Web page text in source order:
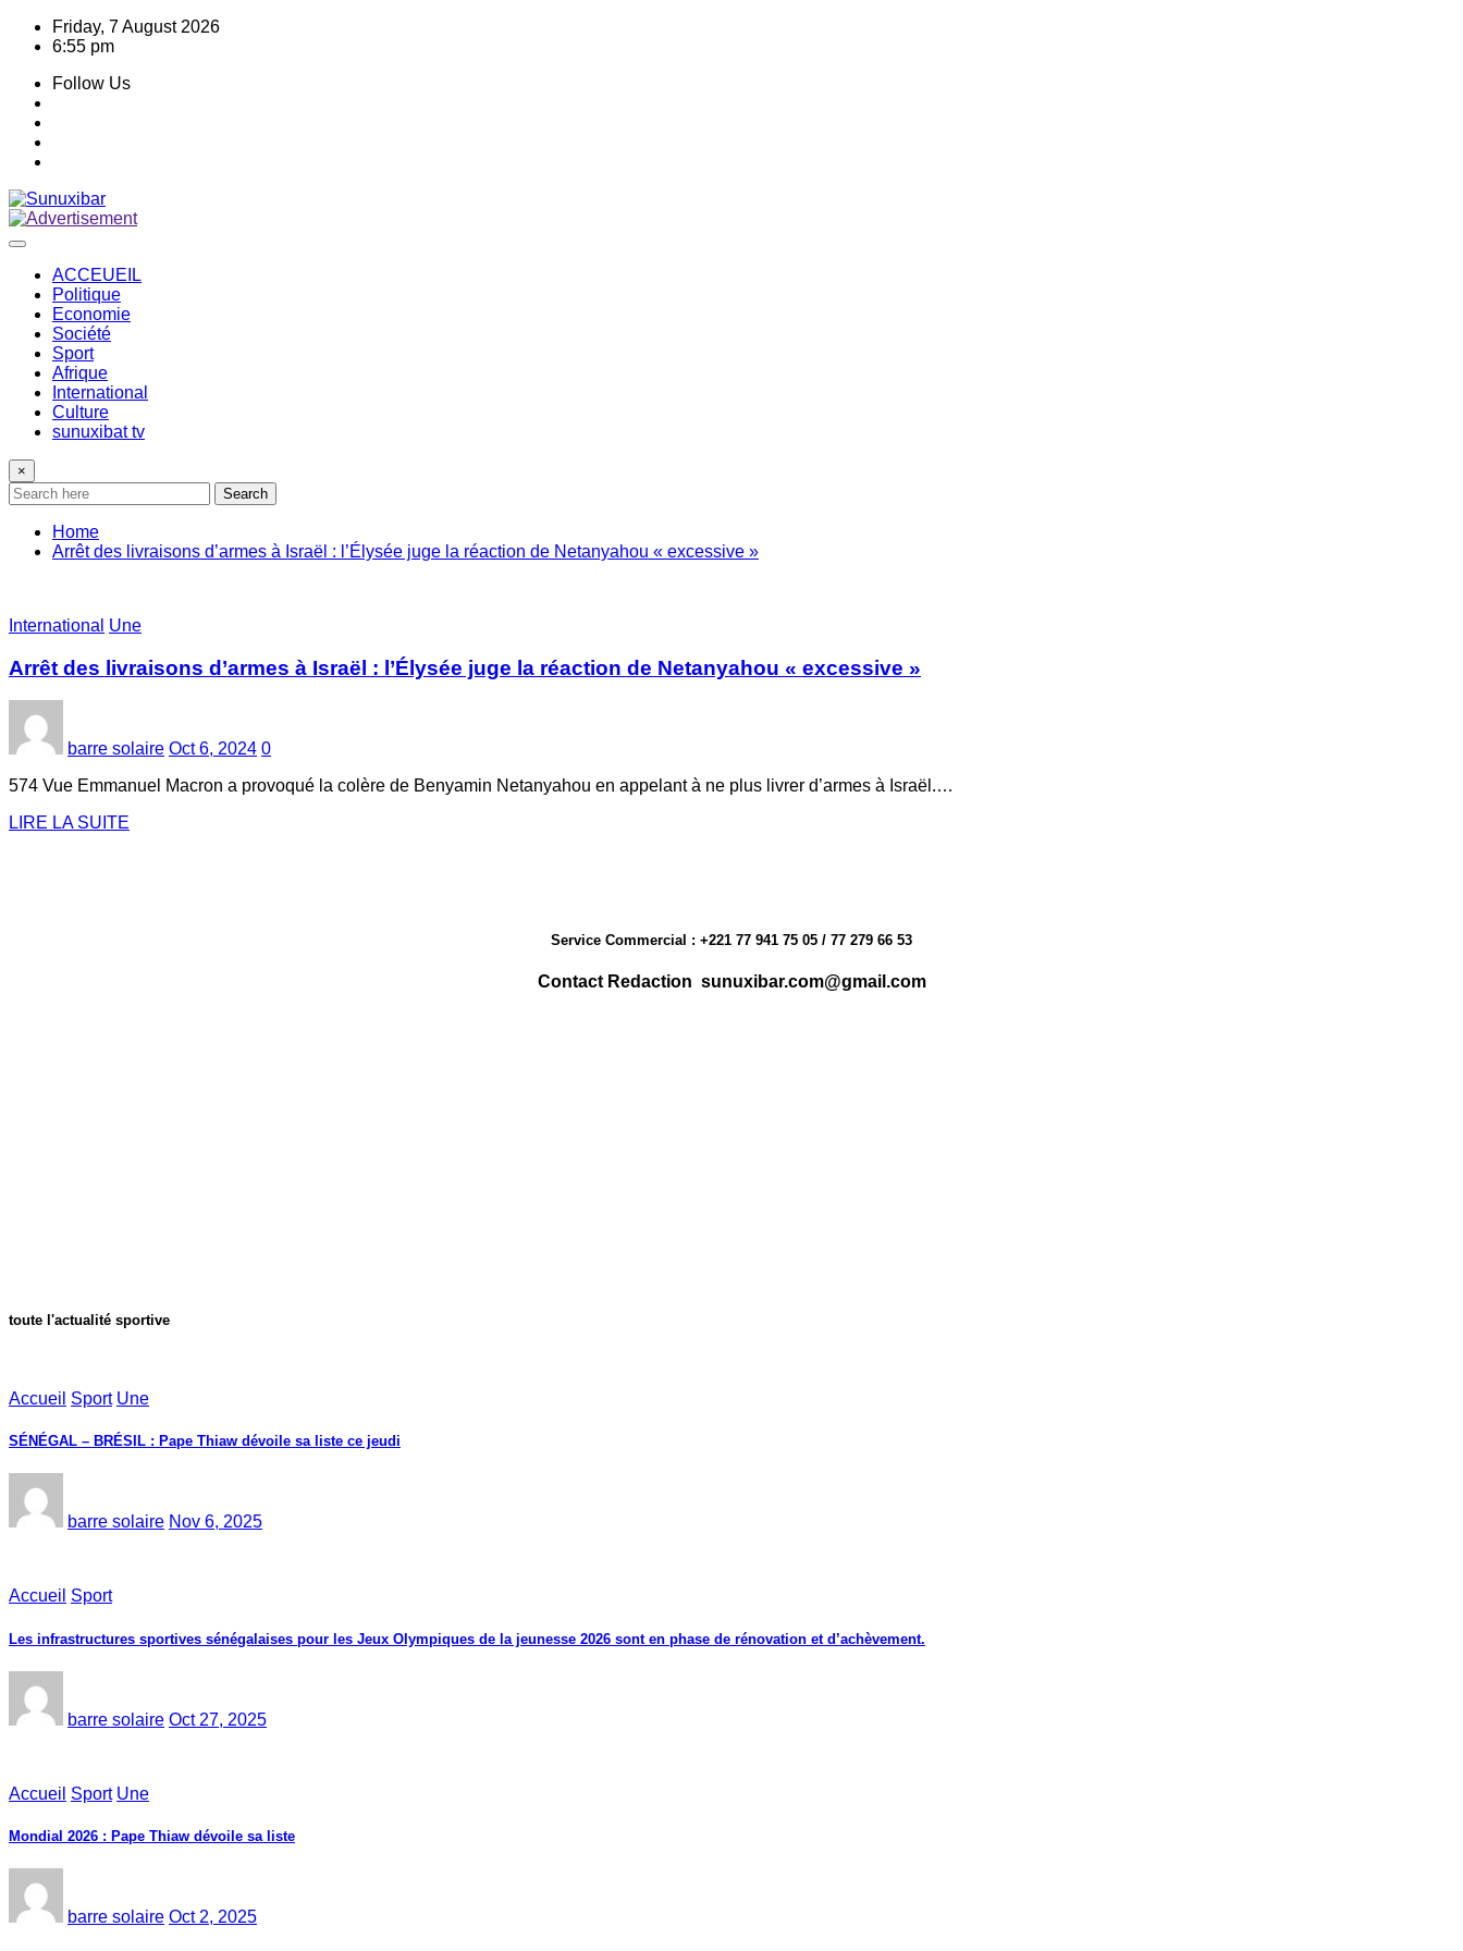
Skip
Friday, 7 August 2026
6:55 pm
Follow Us
ACCEUEIL
Politique
Economie
Société
Sport
Afrique
International
Culture
sunuxibat tv
×
Search
Home
Arrêt des livraisons d’armes à Israël : l’Élysée juge la réaction de Netanyahou « excessive »
International Une
Arrêt des livraisons d’armes à Israël : l’Élysée juge la réaction de Netanyahou « excessive »
barre solaire Oct 6, 2024 0
574 Vue Emmanuel Macron a provoqué la colère de Benyamin Netanyahou en appelant à ne plus livrer d’armes à Israël.…
LIRE LA SUITE
Service Commercial : +221 77 941 75 05 / 77 279 66 53
Contact Redaction sunuxibar.com@gmail.com
toute l'actualité sportive
Accueil Sport Une
SÉNÉGAL – BRÉSIL : Pape Thiaw dévoile sa liste ce jeudi
barre solaire Nov 6, 2025
Accueil Sport
Les infrastructures sportives sénégalaises pour les Jeux Olympiques de la jeunesse 2026 sont en phase de rénovation et d’achèvement.
barre solaire Oct 27, 2025
Accueil Sport Une
Mondial 2026 : Pape Thiaw dévoile sa liste
barre solaire Oct 2, 2025